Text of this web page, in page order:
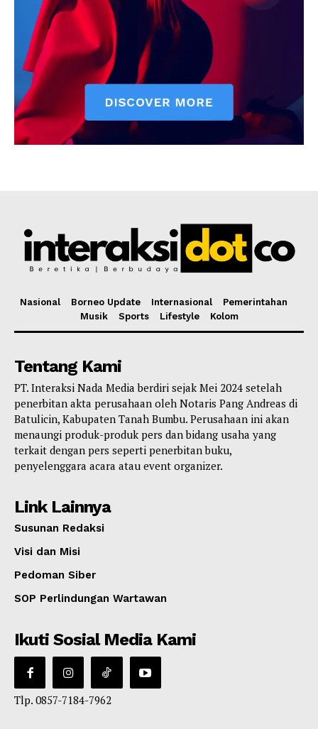
Nasional Borneo Update Internasional
Pemerintahan
Musik
Sports Lifestyle Kolom
Tentang Kami
PT. Interaksi Nada Media berdiri sejak Mei 2024 setelah
penerbitan akta perusahaan oleh Notaris Pang Andreas di
Batulicin, Kabupaten Tanah Bumbu. Perusahaan ini akan
menaungi produk-produk pers dan bidang usaha yang
terkait dengan pers seperti penerbitan buku,
penyelenggara acara atau event organizer.
Link Lainnya
Susunan Redaksi
Visi dan Misi
Pedoman Siber
SOP Perlindungan Wartawan
Ikuti Sosial Media Kami
Tlp. 0857-7184-7962